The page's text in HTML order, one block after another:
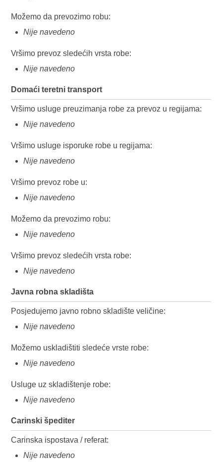
Možemo da prevozimo robu:
Nije navedeno
Vršimo prevoz sledećih vrsta robe:
Nije navedeno
Domaći teretni transport
Vršimo usluge preuzimanja robe za prevoz u regijama:
Nije navedeno
Vršimo usluge isporuke robe u regijama:
Nije navedeno
Vršimo prevoz robe u:
Nije navedeno
Možemo da prevozimo robu:
Nije navedeno
Vršimo prevoz sledećih vrsta robe:
Nije navedeno
Javna robna skladišta
Posjedujemo javno robno skladište veličine:
Nije navedeno
Možemo uskladištiti sledeće vrste robe:
Nije navedeno
Usluge uz skladištenje robe:
Nije navedeno
Carinski špediter
Carinska ispostava / referat:
Nije navedeno